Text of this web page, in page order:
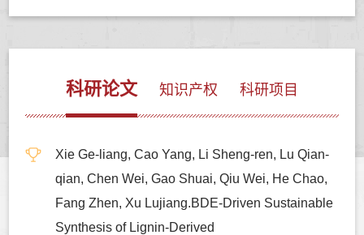
科研论文 知识产权 科研项目
Xie Ge-liang, Cao Yang, Li Sheng-ren, Lu Qian-
qian, Chen Wei, Gao Shuai, Qiu Wei, He Chao,
Fang Zhen, Xu Lujiang.BDE-Driven Sustainable
Synthesis of Lignin-Derived